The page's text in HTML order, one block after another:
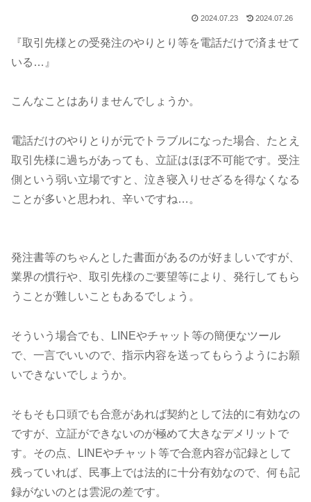
2024.07.23 2024.07.26
『取引先様との受発注のやりとり等を電話だけで済ませて
いる…』
こんなことはありませんでしょうか。
電話だけのやりとりが元でトラブルになった場合、たとえ
取引先様に過ちがあっても、立証はほぼ不可能です。受注
側という弱い立場ですと、泣き寝入りせざるを得なくなる
ことが多いと思われ、辛いですね…。
発注書等のちゃんとした書面があるのが好ましいですが、
業界の慣行や、取引先様のご要望等により、発行してもら
うことが難しいこともあるでしょう。
そういう場合でも、LINEやチャット等の簡便なツール
で、一言でいいので、指示内容を送ってもらうようにお願
いできないでしょうか。
そもそも口頭でも合意があれば契約として法的に有効なの
ですが、立証ができないのが極めて大きなデメリットで
す。その点、LINEやチャット等で合意内容が記録として
残っていれば、民事上では法的に十分有効なので、何も記
録がないのとは雲泥の差です。